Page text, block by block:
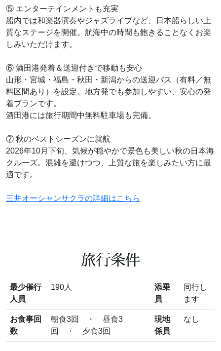
⑤ エンターテインメントも充実
船内では和楽器演奏やジャズライブなど、日本船らしい上
質なステージを開催。航海中の時間も飽きることなくお楽
しみいただけます。
⑥ 酒田港発着＆送迎付きで移動も安心
山形・宮城・福島・秋田・新潟からの送迎バス（有料／無
料区間あり）を設定。地方発でも参加しやすい、安心の発
着プランです。
酒田港には旅行期間中無料駐車場も完備。
⑦ 秋のベストシーズンに就航
2026年10月下旬、気候が穏やかで景色も美しい秋の日本海
クルーズ。混雑を避けつつ、上質な旅を楽しみたい方に最
適です。
三井オーシャンサクラの詳細はこちら
旅行条件
最少催行
人員
190人
添乗
員
同行し
ます
お食事回
数
朝食3回 ・ 昼食3
回 ・ 夕食3回
現地
係員
なし